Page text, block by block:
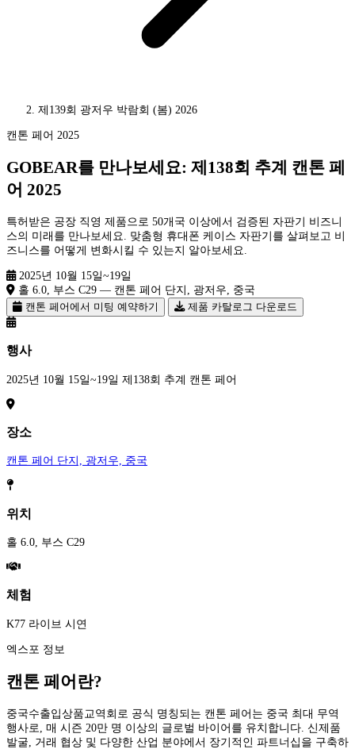
제139회 광저우 박람회 (봄) 2026
캔톤 페어 2025
GOBEAR를 만나보세요: 제138회 추계 캔톤 페
어 2025
특허받은 공장 직영 제품으로 50개국 이상에서 검증된 자판기 비즈니
스의 미래를 만나보세요. 맞춤형 휴대폰 케이스 자판기를 살펴보고 비
즈니스를 어떻게 변화시킬 수 있는지 알아보세요.
2025년 10월 15일~19일
홀 6.0, 부스 C29 — 캔톤 페어 단지, 광저우, 중국
캔톤 페어에서 미팅 예약하기
제품 카탈로그 다운로드
행사
2025년 10월 15일~19일 제138회 추계 캔톤 페어
장소
캔톤 페어 단지, 광저우, 중국
위치
홀 6.0, 부스 C29
체험
K77 라이브 시연
엑스포 정보
캔톤 페어란?
중국수출입상품교역회로 공식 명칭되는 캔톤 페어는 중국 최대 무역
행사로, 매 시즌 20만 명 이상의 글로벌 바이어를 유치합니다. 신제품
발굴, 거래 협상 및 다양한 산업 분야에서 장기적인 파트너십을 구축하